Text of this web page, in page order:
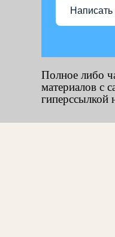
Написать
Полное либо
материалов с
гиперссылкой